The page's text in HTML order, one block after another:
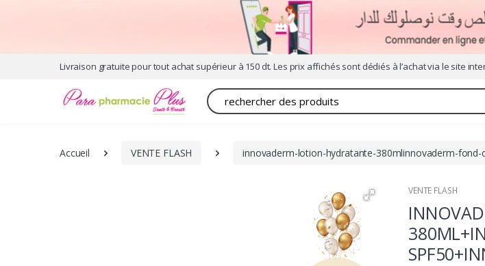
Livraison gratuite pour tout achat supérieur à 150 dt. Les prix affichés sont dédiés à l’achat via le site
Recherche
Accueil VENTE FLASH innovaderm-lotion-hydratante-380mlinnovaderm-
VENTE FLASH